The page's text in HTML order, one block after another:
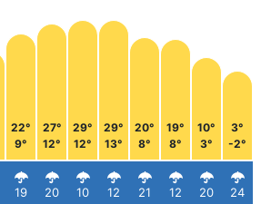
22°
9°
19
27°
12°
20
29°
12°
10
29°
13°
12
20°
8°
21
19°
8°
12
10°
3°
20
3°
-2°
24